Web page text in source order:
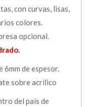
con curvas, lisas,
colores.
opcional.
6mm de espesor.
sobre acrílico
del país de